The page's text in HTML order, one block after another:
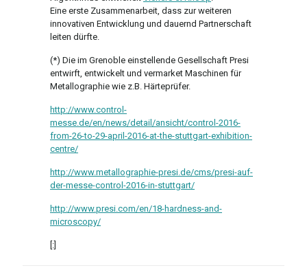
Eine erste Zusammenarbeit, dass zur weiteren
innovativen Entwicklung und dauernd Partnerschaft
leiten dürfte.
(*) Die im Grenoble einstellende Gesellschaft Presi
entwirft, entwickelt und vermarket Maschinen für
Metallographie wie z.B. Härteprüfer.
http://www.control-
messe.de/en/news/detail/ansicht/control-2016-
from-26-to-29-april-2016-at-the-stuttgart-exhibition-
centre/
http://www.metallographie-presi.de/cms/presi-auf-
der-messe-control-2016-in-stuttgart/
http://www.presi.com/en/18-hardness-and-
microscopy/
[:]